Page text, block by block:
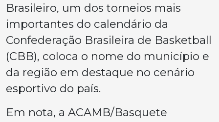
Brasileiro, um dos torneios mais
importantes do calendário da
Confederação Brasileira de Basketball
(CBB), coloca o nome do município e
da região em destaque no cenário
esportivo do país.
Em nota, a ACAMB/Basquete